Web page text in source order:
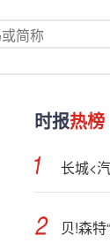
时报热榜